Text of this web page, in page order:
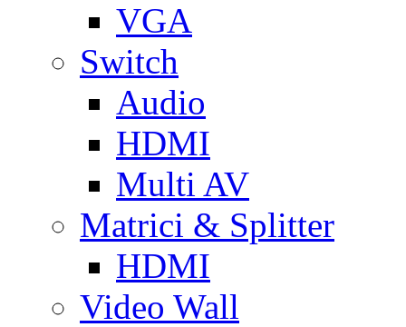
VGA
Switch
Audio
HDMI
Multi AV
Matrici & Splitter
HDMI
Video Wall